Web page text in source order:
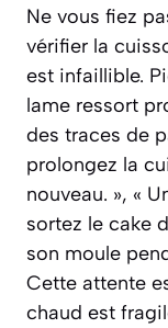
Ne vous fiez
vérifier la
est infaillible.
lame ressort
des traces de
prolongez la
nouveau. », «
sortez le cake
son moule
Cette attente
chaud est